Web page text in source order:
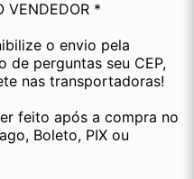
VENDEDOR *
o envio pela
de perguntas seu CEP,
nas transportadoras!
feito após a compra no
Boleto, PIX ou